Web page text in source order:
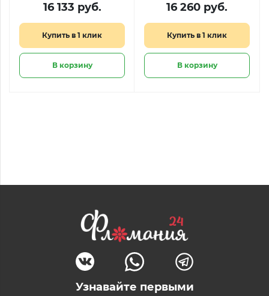
16 133 руб.
Купить в 1 клик
В корзину
16 260 руб.
Купить в 1 клик
В корзину
Узнавайте первыми